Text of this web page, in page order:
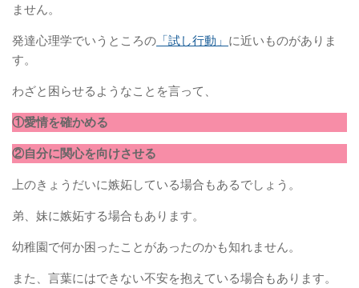
ません。
発達心理学でいうところの 「試し行動」 に近いものがありま
す。
わざと困らせるようなことを言って、
①愛情を確かめる
②自分に関心を向けさせる
上のきょうだいに嫉妬している場合もあるでしょう。
弟、妹に嫉妬する場合もあります。
幼稚園で何か困ったことがあったのかも知れません。
また、言葉にはできない不安を抱えている場合もあります。